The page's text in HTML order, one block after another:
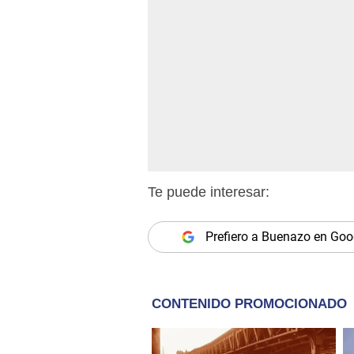
Te puede interesar:
Prefiero a Buenazo en